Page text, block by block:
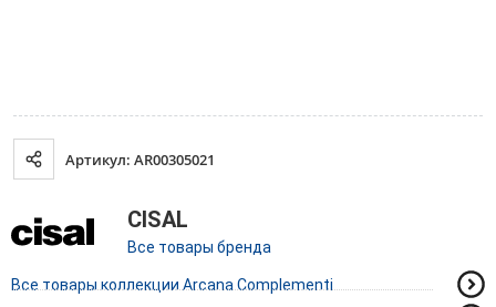
Артикул: AR00305021
CISAL
Все товары бренда
Все товары коллекции Arcana Complementi